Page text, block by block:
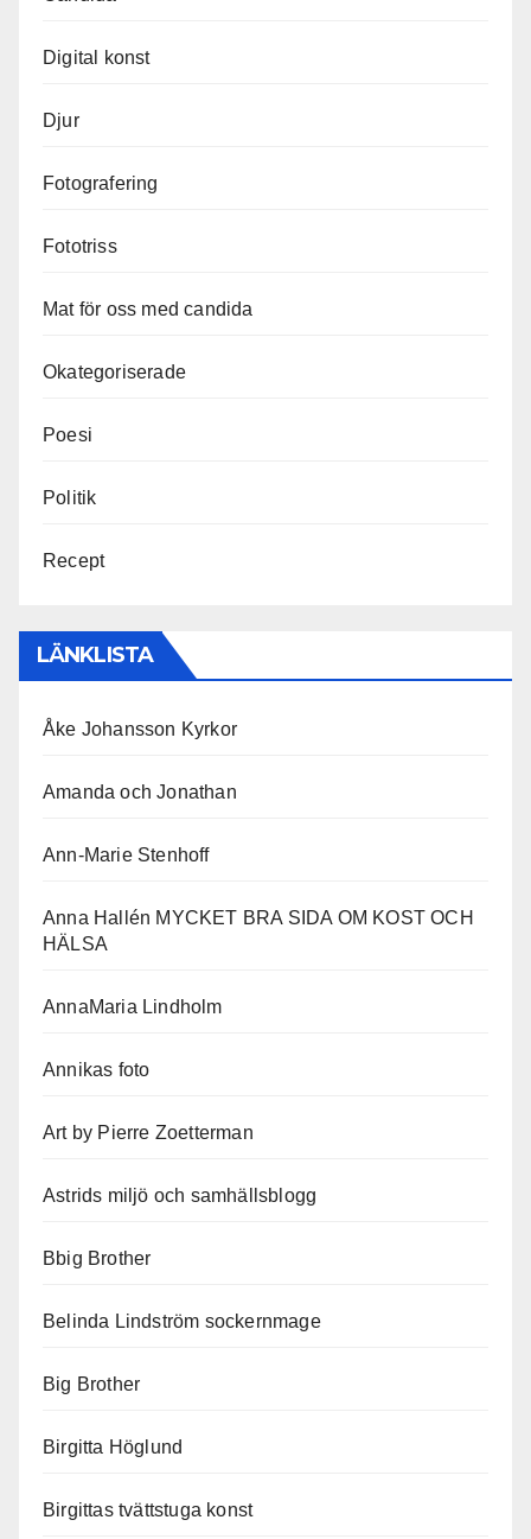
Digital konst
Djur
Fotografering
Fototriss
Mat för oss med candida
Okategoriserade
Poesi
Politik
Recept
LÄNKLISTA
Åke Johansson Kyrkor
Amanda och Jonathan
Ann-Marie Stenhoff
Anna Hallén MYCKET BRA SIDA OM KOST OCH
HÄLSA
AnnaMaria Lindholm
Annikas foto
Art by Pierre Zoetterman
Astrids miljö och samhällsblogg
Bbig Brother
Belinda Lindström sockernmage
Big Brother
Birgitta Höglund
Birgittas tvättstuga konst